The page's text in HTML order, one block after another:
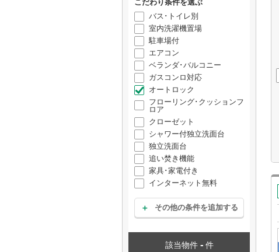
こだわり条件を選ぶ
バス･トイレ別
室内洗濯機置場
駐車場付
エアコン
ベランダ･バルコニー
ガスコンロ対応
オートロック
フローリング･クッションフ
ロア
クローゼット
シャワー付独立洗面台
独立洗面台
追い焚き機能
家具･家電付き
インターネット無料
その他の条件を追加する
該当物件 - 件